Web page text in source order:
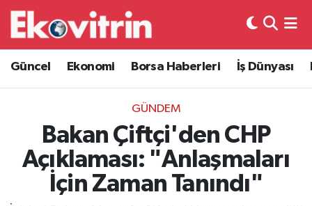
Güncel Ekonomi Borsa Haberleri İş Dünyası
GÜNDEM
Bakan Çiftçi'den CHP
Açıklaması: "Anlaşmaları
İçin Zaman Tanındı"
Güncel
Ekonomi
Borsa Haberleri
İş Dünyası
Lojistik
Hava Durumu
Trafik Durumu
Süper Lig Puan Durumu ve Fikstür
Tüm Manşetler
Son Dakika Haberleri